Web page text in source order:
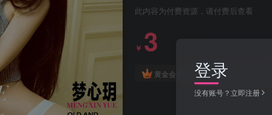
此内容为付费资源，请付费后查看
￥ 3
黄金会员 免费
登录
没有账号？立即注册